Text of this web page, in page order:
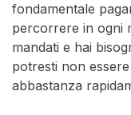
fondamentale
percorrere in ogni
mandati e hai
potresti non
abbastanza